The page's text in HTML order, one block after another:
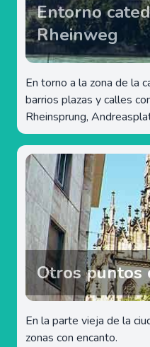
Entorno
Rheinweg
En torno a la zona de la
barrios plazas y calles
Rheinsprung,
Otros puntos
En la parte vieja de la
zonas con encanto.